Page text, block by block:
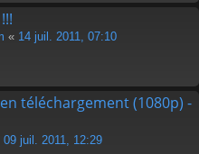
« 14 juil. 2011, 07:10
téléchargement (1080p) -
09 juil. 2011, 12:29